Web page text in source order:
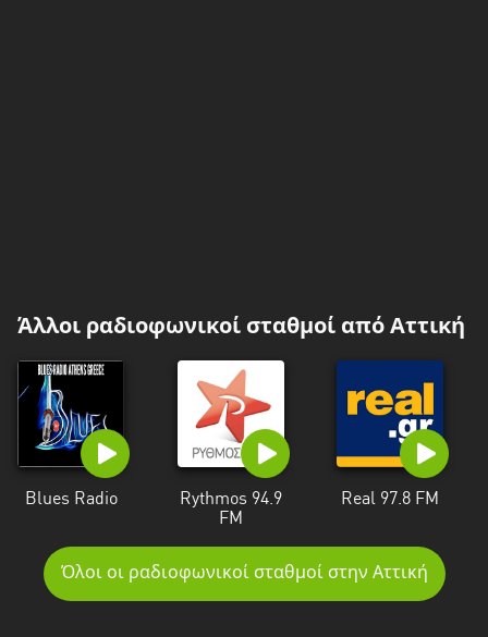
Άλλοι ραδιοφωνικοί σταθμοί από Αττική
Blues Radio
Rythmos 94.9
FM
Real 97.8 FM
Όλοι οι ραδιοφωνικοί σταθμοί στην Αττική